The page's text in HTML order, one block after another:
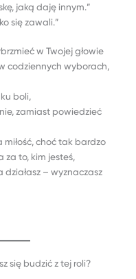
jaką daję innym.”
się zawali.”
w Twojej głowie
codziennych wyborach,
boli,
zamiast powiedzieć
miłość, choć tak bardzo
za to, kim jesteś,
działasz – wyznaczasz
się budzić z tej roli?